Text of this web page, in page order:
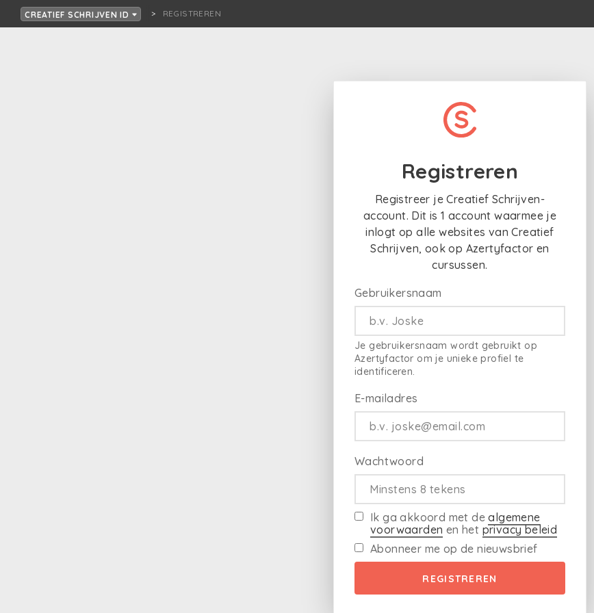
CREATIEF SCHRIJVEN ID REGISTREREN
Registreren
Registreer je Creatief Schrijven-
account. Dit is 1 account waarmee je
inlogt op alle websites van Creatief
Schrijven, ook op Azertyfactor en
cursussen.
Gebruikersnaam
Je gebruikersnaam wordt gebruikt op
Azertyfactor om je unieke profiel te
identificeren.
E-mailadres
Wachtwoord
Ik ga akkoord met dealgemene
voorwaarden en het privacy beleid
Abonneer me op de nieuwsbrief
REGISTREREN